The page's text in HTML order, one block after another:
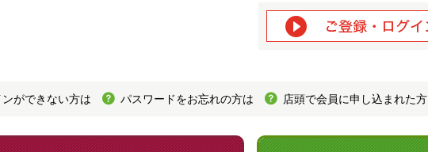
ンができない方は パスワードをお忘れの方は 店頭で会員に申し込まれた